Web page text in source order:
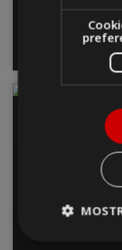
Conoce
por la